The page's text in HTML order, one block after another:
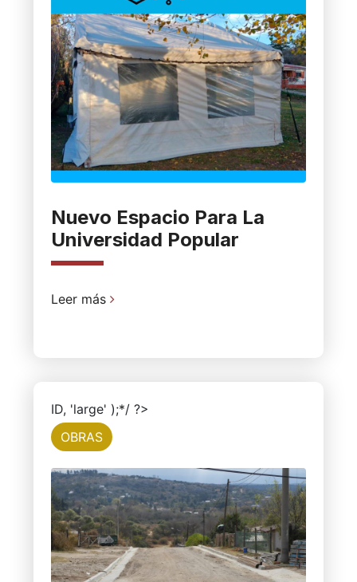
Nuevo Espacio Para La
Universidad Popular
Leer más
ID, 'large' );*/ ?>
OBRAS